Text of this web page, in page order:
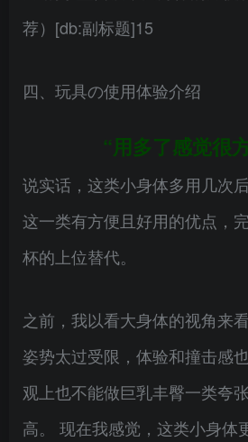
四、玩具の使用体验介绍
“用多了感觉很
说实话，这类小身体多用几次
这一类有方便且好用的优点，
杯的上位替代。
之前，我以看大身体的视角来
姿势太过受限，体验和撞击感
观上也不能做巨乳丰臀一类夸
高。 现在我感觉，这类小身体